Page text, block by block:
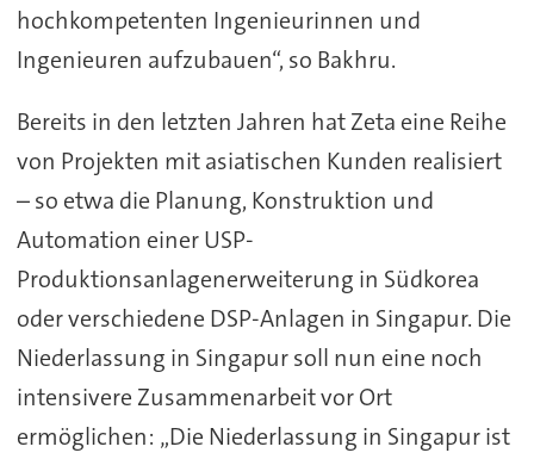
hochkompetenten Ingenieurinnen und
Ingenieuren aufzubauen“, so Bakhru.
Bereits in den letzten Jahren hat Zeta eine Reihe
von Projekten mit asiatischen Kunden realisiert
– so etwa die Planung, Konstruktion und
Automation einer USP-
Produktionsanlagenerweiterung in Südkorea
oder verschiedene DSP-Anlagen in Singapur. Die
Niederlassung in Singapur soll nun eine noch
intensivere Zusammenarbeit vor Ort
ermöglichen: „Die Niederlassung in Singapur ist